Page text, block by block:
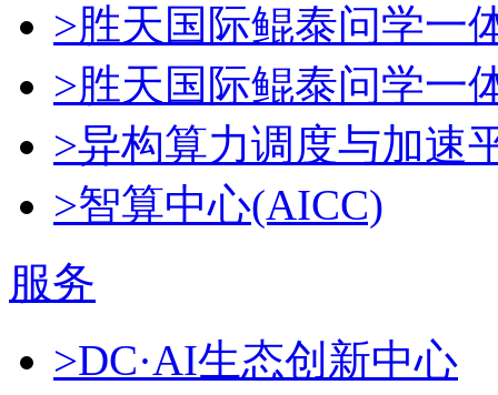
>胜天国际鲲泰问学一
>胜天国际鲲泰问学一
>异构算力调度与加速
>智算中心(AICC)
服务
>DC·AI生态创新中心